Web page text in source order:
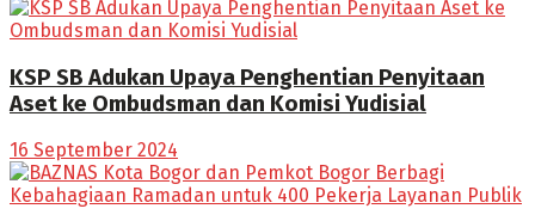
KSP SB Adukan Upaya Penghentian Penyitaan
Aset ke Ombudsman dan Komisi Yudisial
16 September 2024